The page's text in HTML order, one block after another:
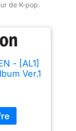
de K-pop.
- [AL1]
Ver.1
Sticker